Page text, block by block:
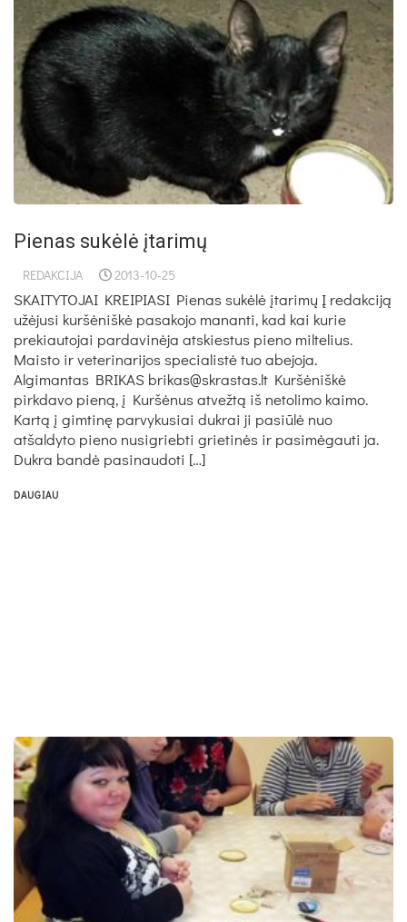
Pienas sukėlė įtarimų
REDAKCIJA 2013-10-25
SKAITYTOJAI KREIPIASI Pienas sukėlė įtarimų Į redakciją
užėjusi kuršėniškė pasakojo mananti, kad kai kurie
prekiautojai pardavinėja atskiestus pieno miltelius.
Maisto ir veterinarijos specialistė tuo abejoja.
Algimantas BRIKAS brikas@skrastas.lt Kuršėniškė
pirkdavo pieną, į Kuršėnus atvežtą iš netolimo kaimo.
Kartą į gimtinę parvykusiai dukrai ji pasiūlė nuo
atšaldyto pieno nusigriebti grietinės ir pasimėgauti ja.
Dukra bandė pasinaudoti […]
DAUGIAU